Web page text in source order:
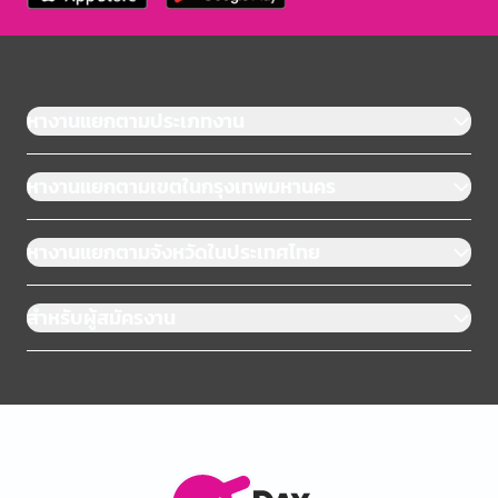
หางานแยกตามประเภทงาน
หางานแยกตามเขตในกรุงเทพมหานคร
หางานแยกตามจังหวัดในประเทศไทย
สำหรับผู้สมัครงาน